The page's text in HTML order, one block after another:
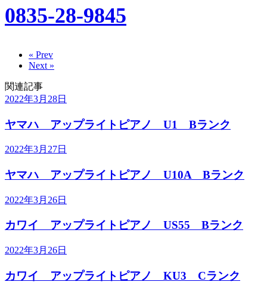
0835-28-9845
« Prev
Next »
関連記事
2022年3月28日
ヤマハ アップライトピアノ U1 Bランク
2022年3月27日
ヤマハ アップライトピアノ U10A Bランク
2022年3月26日
カワイ アップライトピアノ US55 Bランク
2022年3月26日
カワイ アップライトピアノ KU3 Cランク